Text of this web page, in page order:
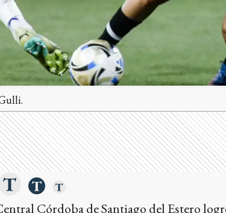
Córdoba de Santiago del Estero